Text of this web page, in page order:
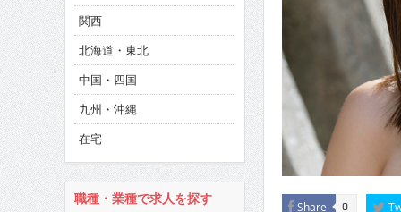
Share 0
関西
北海道・東北
中国・四国
九州・沖縄
在宅
職種・業種で求人を探す